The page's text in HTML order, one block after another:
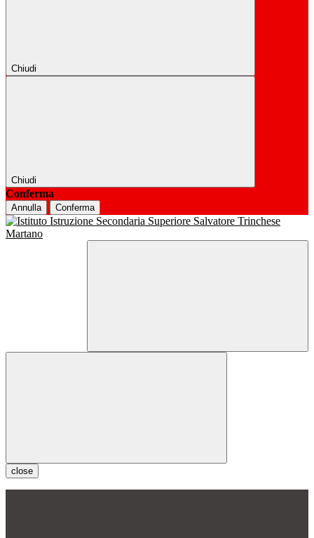
Chiudi
Chiudi
Conferma
Annulla Conferma
close